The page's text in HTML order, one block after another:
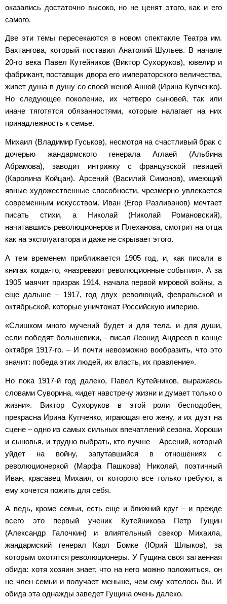
оказались достаточно высоко, но не ценят этого, как и его
самого.
Две эти темы пересекаются в новом спектакле Театра им.
Вахтангова, который поставил Анатолий Шульев. В начале
20-го века Павел Кутейников (Виктор Сухоруков), ювелир и
фабрикант, поставщик двора его императорского величества,
живет душа в душу со своей женой Анной (Ирина Купченко).
Но следующее поколение, их четверо сыновей, так или
иначе тяготятся обязанностями, которые налагает на них
принадлежность к семье.
Михаил (Владимир Гуськов), несмотря на счастливый брак с
дочерью жандармского генерала Аглаей (Альбина
Абрамова), заводит интрижку с французской певицей
(Каролина Койцан). Арсений (Василий Симонов), имеющий
явные художественные способности, чрезмерно увлекается
современным искусством. Иван (Егор Разливанов) мечтает
писать стихи, а Николай (Николай Романовский),
начитавшись революционеров и Плеханова, смотрит на отца
как на эксплуататора и даже не скрывает этого.
А тем временем приближается 1905 год, и, как писали в
книгах когда-то, «назревают революционные события». А за
1905 маячит призрак 1914, начала первой мировой войны, а
еще дальше – 1917, год двух революций, февральской и
октябрьской, которые уничтожат Российскую империю.
«Слишком много мучений будет и для тела, и для души,
если победят большевики, - писал Леонид Андреев в конце
октября 1917-го. – И почти невозможно вообразить, что это
значит: победа этих людей, их власть, их правление».
Но пока 1917-й год далеко, Павел Кутейников, выражаясь
словами Суворина, «идет навстречу жизни и думает только о
жизни». Виктор Сухоруков в этой роли бесподобен,
прекрасна Ирина Купченко, играющая его жену, и их дуэт на
сцене – одно из самых сильных впечатлений сезона. Хороши
и сыновья, и трудно выбрать, кто лучше – Арсений, который
уйдет на войну, запутавшийся в отношениях с
революционеркой (Марфа Пашкова) Николай, поэтичный
Иван, красавец Михаил, от которого все только требуют, а
ему хочется пожить для себя.
А ведь, кроме семьи, есть еще и ближний круг – и прежде
всего это первый ученик Кутейникова Петр Гущин
(Александр Галочкин) и влиятельный свекор Михаила,
жандармский генерал Карл Бомке (Юрий Шлыков), за
которым охотятся революционеры. У Гущина своя затаенная
обида: хотя хозяин знает, что на него можно положиться, он
не член семьи и получает меньше, чем ему хотелось бы. И
обида эта однажды заведет Гущина очень далеко.